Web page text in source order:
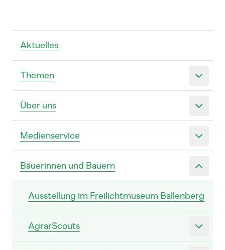
Aktuelles
Themen
Über uns
Medienservice
Bäuerinnen und Bauern
Ausstellung im Freilichtmuseum Ballenberg
AgrarScouts